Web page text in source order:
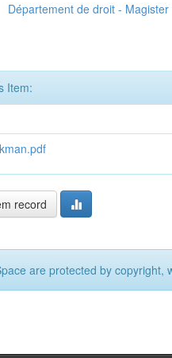
Département de droit - Magister
Item:
record
are protected by copyright,